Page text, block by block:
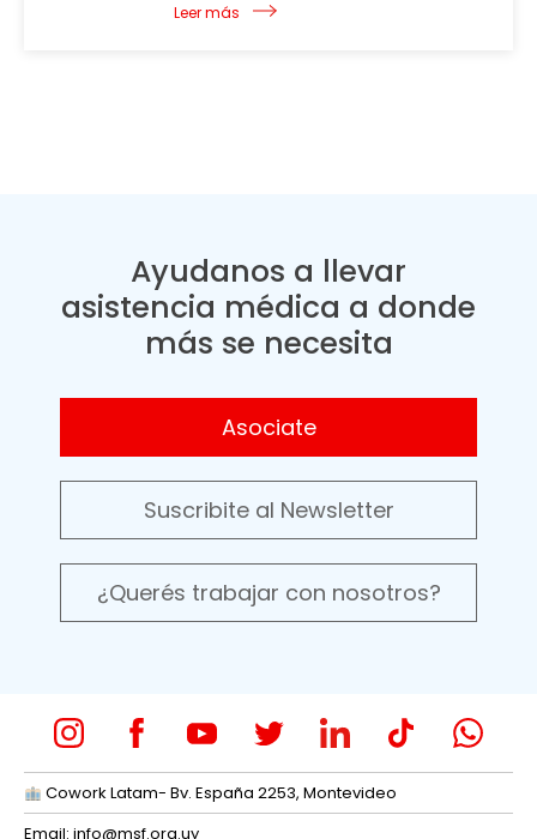
Leer más
Ayudanos a llevar
asistencia médica a donde
más se necesita
Asociate
Suscribite al Newsletter
¿Querés trabajar con nosotros?
Cowork Latam- Bv. España 2253, Montevideo
Email: info@msf.org.uy